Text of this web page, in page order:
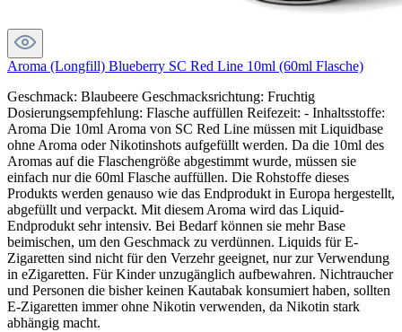
Aroma (Longfill) Blueberry SC Red Line 10ml (60ml Flasche)
Geschmack: Blaubeere Geschmacksrichtung: Fruchtig
Dosierungsempfehlung: Flasche auffüllen Reifezeit: - Inhaltsstoffe:
Aroma Die 10ml Aroma von SC Red Line müssen mit Liquidbase
ohne Aroma oder Nikotinshots aufgefüllt werden. Da die 10ml des
Aromas auf die Flaschengröße abgestimmt wurde, müssen sie
einfach nur die 60ml Flasche auffüllen. Die Rohstoffe dieses
Produkts werden genauso wie das Endprodukt in Europa hergestellt,
abgefüllt und verpackt. Mit diesem Aroma wird das Liquid-
Endprodukt sehr intensiv. Bei Bedarf können sie mehr Base
beimischen, um den Geschmack zu verdünnen. Liquids für E-
Zigaretten sind nicht für den Verzehr geeignet, nur zur Verwendung
in eZigaretten. Für Kinder unzugänglich aufbewahren. Nichtraucher
und Personen die bisher keinen Kautabak konsumiert haben, sollten
E-Zigaretten immer ohne Nikotin verwenden, da Nikotin stark
abhängig macht.